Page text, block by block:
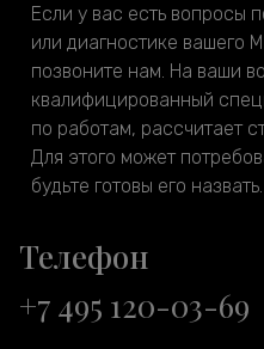
Если у вас есть вопросы
или диагностике вашего
позвоните нам. На ваши
квалифицированный
по работам, рассчитает
Для этого может
будьте готовы его назвать.
Телефон
+7 495 120-03-69